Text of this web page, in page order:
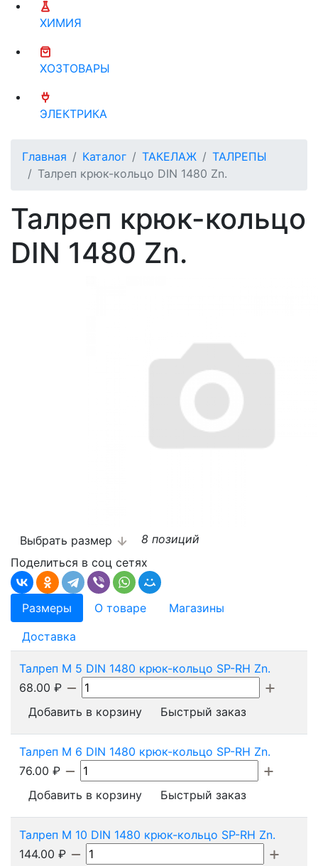
ХИМИЯ
ХОЗТОВАРЫ
ЭЛЕКТРИКА
Главная Каталог ТАКЕЛАЖ
ТАЛРЕПЫ
Талреп крюк-кольцо DIN 1480 Zn.
Талреп крюк-кольцо
DIN 1480 Zn.
Выбрать размер
8 позиций
Поделиться в соц сетях
Размеры О товаре
Магазины
Доставка
Талреп М 5 DIN 1480 крюк-кольцо SP-RH Zn.
68.00 ₽
Добавить в корзину
Быстрый заказ
Талреп М 6 DIN 1480 крюк-кольцо SP-RH Zn.
76.00 ₽
Добавить в корзину
Быстрый заказ
Талреп М 10 DIN 1480 крюк-кольцо SP-RH Zn.
144.00 ₽